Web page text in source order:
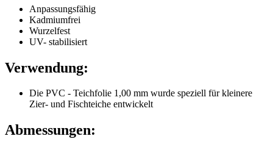
Anpassungsfähig
Kadmiumfrei
Wurzelfest
UV- stabilisiert
Verwendung:
Die PVC - Teichfolie 1,00 mm wurde speziell für kleinere
Zier- und Fischteiche entwickelt
Abmessungen: